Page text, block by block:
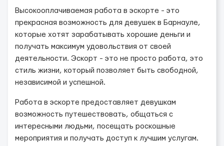
Высокооплачиваемая работа в эскорте - это
прекрасная возможность для девушек в Барнауле,
которые хотят зарабатывать хорошие деньги и
получать максимум удовольствия от своей
деятельности. Эскорт - это не просто работа, это
стиль жизни, который позволяет быть свободной,
независимой и успешной.
Работа в эскорте предоставляет девушкам
возможность путешествовать, общаться с
интересными людьми, посещать роскошные
мероприятия и получать доступ к лучшим услугам.